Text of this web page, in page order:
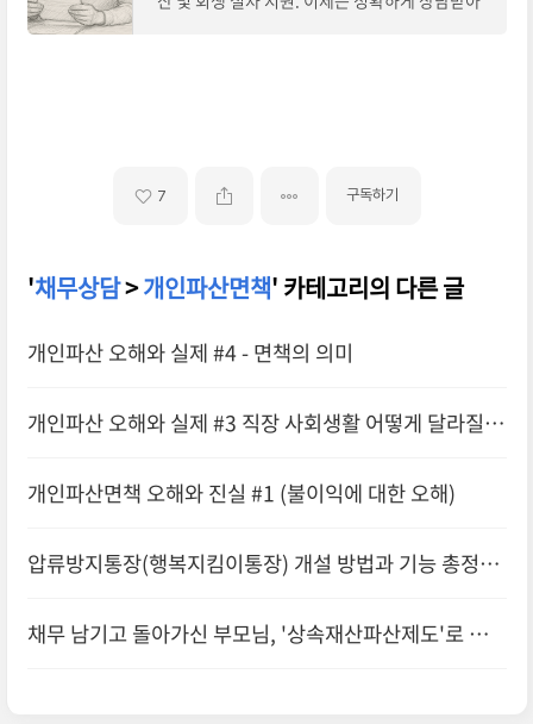
7 구독하기
'채무상담>개인파산면책' 카테고리의 다른 글
개인파산 오해와 실제 #4 - 면책의 의미
개인파산 오해와 실제 #3 직장 사회생활 어떻게 달라질
개인파산면책 오해와 진실 #1 (불이익에 대한 오해)
압류방지통장(행복지킴이통장) 개설 방법과 기능 총정리
채무 남기고 돌아가신 부모님, '상속재산파산제도'로 정리